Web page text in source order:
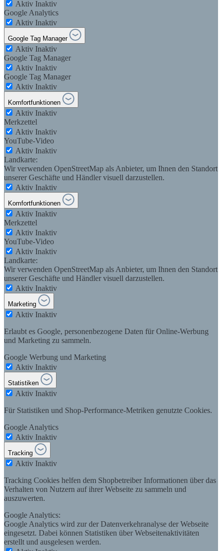
Aktiv Inaktiv
Google Analytics
Aktiv Inaktiv
Google Tag Manager
Aktiv Inaktiv
Google Tag Manager
Aktiv Inaktiv
Google Tag Manager
Aktiv Inaktiv
Komfortfunktionen
Aktiv Inaktiv
Merkzettel
Aktiv Inaktiv
YouTube-Video
Aktiv Inaktiv
Landkarte:
Wir verwenden OpenStreetMap als Anbieter, um Ihnen den Standort
unserer Geschäfte und Händler visuell darzustellen.
Aktiv Inaktiv
Komfortfunktionen
Aktiv Inaktiv
Merkzettel
Aktiv Inaktiv
YouTube-Video
Aktiv Inaktiv
Landkarte:
Wir verwenden OpenStreetMap als Anbieter, um Ihnen den Standort
unserer Geschäfte und Händler visuell darzustellen.
Aktiv Inaktiv
Marketing
Aktiv Inaktiv
Erlaubt es Google, personenbezogene Daten für Online-Werbung
und Marketing zu sammeln.
Google Werbung und Marketing
Aktiv Inaktiv
Statistiken
Aktiv Inaktiv
Für Statistiken und Shop-Performance-Metriken genutzte Cookies.
Google Analytics
Aktiv Inaktiv
Tracking
Aktiv Inaktiv
Tracking Cookies helfen dem Shopbetreiber Informationen über das
Verhalten von Nutzern auf ihrer Webseite zu sammeln und
auszuwerten.
Google Analytics:
Google Analytics wird zur der Datenverkehranalyse der Webseite
eingesetzt. Dabei können Statistiken über Webseitenaktivitäten
erstellt und ausgelesen werden.